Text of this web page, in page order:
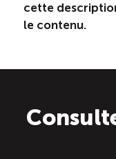
cette
le contenu.